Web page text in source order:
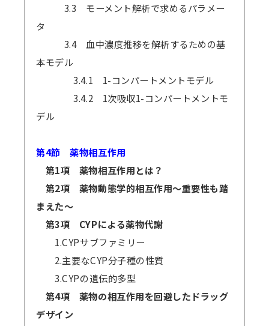
3.3 モーメント解析で求めるパラメー
タ
3.4 血中濃度推移を解析するための基
本モデル
3.4.1 1-コンパートメントモデル
3.4.2 1次吸収1-コンパートメントモ
デル
第4節 薬物相互作用
第1項 薬物相互作用とは？
第2項 薬物動態学的相互作用～重要性も踏
まえた～
第3項 CYPによる薬物代謝
1.CYPサブファミリー
2.主要なCYP分子種の性質
3.CYPの遺伝的多型
第4項 薬物の相互作用を回避したドラッグ
デザイン